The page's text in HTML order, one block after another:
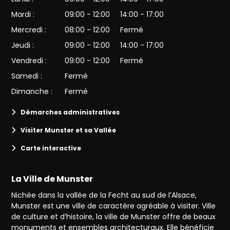
Mardi :
09:00 - 12:00
14:00 - 17:00
Mercredi :
08:00 - 12:00
Fermé
Jeudi :
09:00 - 12:00
14:00 - 17:00
Vendredi :
09:00 - 12:00
Fermé
Samedi :
Fermé
Dimanche :
Fermé
Démarches administratives
Visiter Munster et sa Vallée
Carte interactive
La Ville de Munster
Nichée dans la vallée de la Fecht au sud de l’Alsace,
Munster est une ville de caractère agréable à visiter. Ville
de culture et d’histoire, la ville de Munster offre de beaux
monuments et ensembles architecturaux. Elle bénéficie